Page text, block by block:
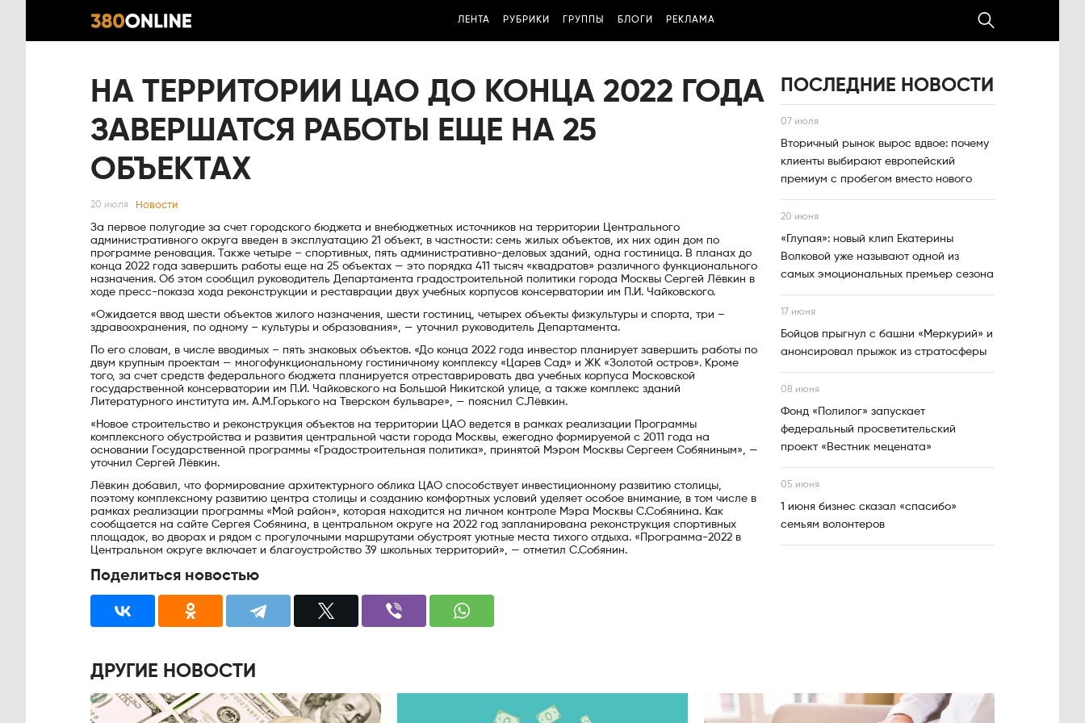
ЛЕНТА РУБРИКИ ГРУППЫ БЛОГИ РЕКЛАМА
НА ТЕРРИТОРИИ ЦАО ДО КОНЦА 2022 ГОДА
ЗАВЕРШАТСЯ РАБОТЫ ЕЩЕ НА 25
ОБЪЕКТАХ
20 июля Новости
За первое полугодие за счет городского бюджета и внебюджетных источников на территории Центрального
административного округа введен в эксплуатацию 21 объект, в частности: семь жилых объектов, их них один дом по
программе реновация. Также четыре – спортивных, пять административно-деловых зданий, одна гостиница. В планах до
конца 2022 года завершить работы еще на 25 объектах — это порядка 411 тысяч «квадратов» различного функционального
назначения. Об этом сообщил руководитель Департамента градостроительной политики города Москвы Сергей Лёвкин в
ходе пресс-показа хода реконструкции и реставрации двух учебных корпусов консерватории им П.И. Чайковского.
«Ожидается ввод шести объектов жилого назначения, шести гостиниц, четырех объекты физкультуры и спорта, три –
здравоохранения, по одному – культуры и образования», — уточнил руководитель Департамента.
По его словам, в числе вводимых – пять знаковых объектов. «До конца 2022 года инвестор планирует завершить работы по
двум крупным проектам — многофункциональному гостиничному комплексу «Царев Сад» и ЖК «Золотой остров». Кроме
того, за счет средств федерального бюджета планируется отреставрировать два учебных корпуса Московской
государственной консерватории им П.И. Чайковского на Большой Никитской улице, а также комплекс зданий
Литературного института им. А.М.Горького на Тверском бульваре», — пояснил С.Лёвкин.
«Новое строительство и реконструкция объектов на территории ЦАО ведется в рамках реализации Программы
комплексного обустройства и развития центральной части города Москвы, ежегодно формируемой с 2011 года на
основании Государственной программы «Градостроительная политика», принятой Мэром Москвы Сергеем Собяниным», —
уточнил Сергей Лёвкин.
Лёвкин добавил, что формирование архитектурного облика ЦАО способствует инвестиционному развитию столицы,
поэтому комплексному развитию центра столицы и созданию комфортных условий уделяет особое внимание, в том числе в
рамках реализации программы «Мой район», которая находится на личном контроле Мэра Москвы С.Собянина. Как
сообщается на сайте Сергея Собянина, в центральном округе на 2022 год запланирована реконструкция спортивных
площадок, во дворах и рядом с прогулочными маршрутами обустроят уютные места тихого отдыха. «Программа-2022 в
Центральном округе включает и благоустройство 39 школьных территорий», — отметил С.Собянин.
Поделиться новостью
ПОСЛЕДНИЕ НОВОСТИ
07 июля
Вторичный рынок вырос вдвое: почему
клиенты выбирают европейский
премиум с пробегом вместо нового
20 июня
«Глупая»: новый клип Екатерины
Волковой уже называют одной из
самых эмоциональных премьер сезона
17 июня
Бойцов прыгнул с башни «Меркурий» и
анонсировал прыжок из стратосферы
08 июня
Фонд «Полилог» запускает
федеральный просветительский
проект «Вестник мецената»
05 июня
1 июня бизнес сказал «спасибо»
семьям волонтеров
ДРУГИЕ НОВОСТИ